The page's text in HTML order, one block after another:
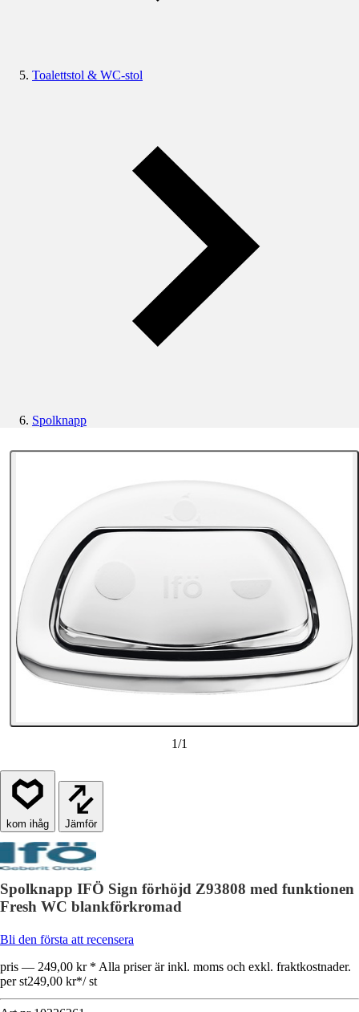
Toalettstol & WC-stol
Spolknapp
1/1
Jämför
Spolknapp IFÖ Sign förhöjd Z93808 med funktionen
Fresh WC blankförkromad
Bli den första att recensera
pris — 249,00 kr * Alla priser är inkl. moms och exkl. fraktkostnader.
per st249,00 kr*/ st